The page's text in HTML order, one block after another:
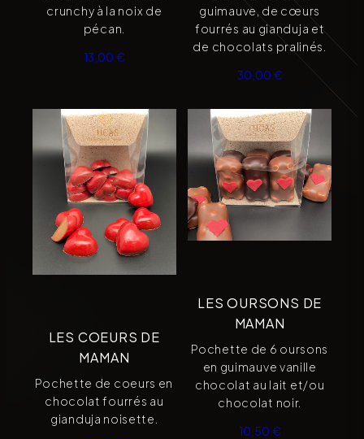
crunchy à la noix de
pécan.
13,00 €
guimauve, de cœurs
fourrés au gianduja et
de chocolats pralinés.
30,00 €
LES COEURS DE
MAMAN
Pochette de coeurs en
chocolat fourrés au
gianduja noisette.
LES OURSONS DE
MAMAN
Pochette de 6 oursons
en guimauve vanille
chocolat au lait et/ou
chocolat noir.
10,50 €